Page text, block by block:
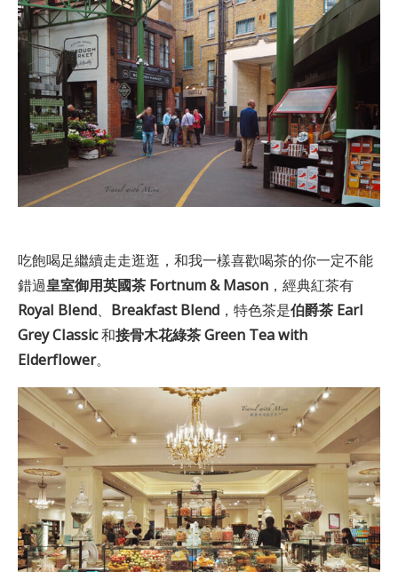
吃飽喝足繼續走走逛逛，和我一樣喜歡喝茶的你一定不能
錯過皇室御用英國茶 Fortnum & Mason ，經典紅茶有
Royal Blend、 Breakfast Blend ，特色茶是伯爵茶 Earl
Grey Classic和接骨木花綠茶 Green Tea with
Elderflower。